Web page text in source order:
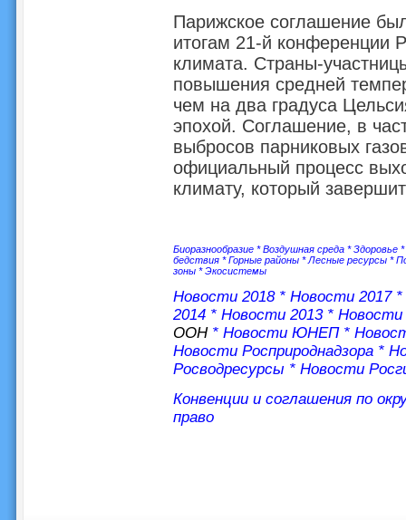
Парижское соглашение
итогам 21-й конференции
климата. Страны-
повышения средней
чем на два градуса
эпохой. Соглашение, в
выбросов парниковых
официальный процесс
климату, который
Биоразнообразие *Воздушная среда *Здоровье *
бедствия *Горные районы *Лесные ресурсы *
зоны *Экосистемы
Новости 2018* Новости 2017*
2014* Новости 2013 * Новости
ООН * Новости ЮНЕП*
Новости Росприроднадзора*
Росводресурсы * Новости
Конвенции и соглашения по
право